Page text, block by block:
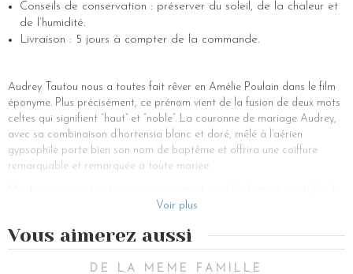
Conseils de conservation : préserver du soleil, de la chaleur et
de l’humidité.
Livraison : 5 jours à compter de la commande.
Audrey Tautou nous a toutes fait rêver en Amélie Poulain dans le film
éponyme. Plus précisément, ce prénom vient de la fusion de deux mots
celtes qui signifient “haut” et “noble”. La couronne de mariage Audrey,
avec sa combinaison d’hortensia blanc et doré, mêlé à l’aérien
gypsophile porte bien son nom de baptême et offrira une coiffure
remarquable et remarquée à toute mariée.
couronne de fleurs Audrey est un savant assemblage de fines fleurs
s’associer quelques brins de gypsophile immaculés. La couronne de
fleurs Audrey a été imaginée par la créatrice puis réalisée et dorée à
la main par les petites fées de l’atelier Les Couronnes de Victoire,
Voir plus
Vous aimerez aussi
DE LA MEME FAMILLE